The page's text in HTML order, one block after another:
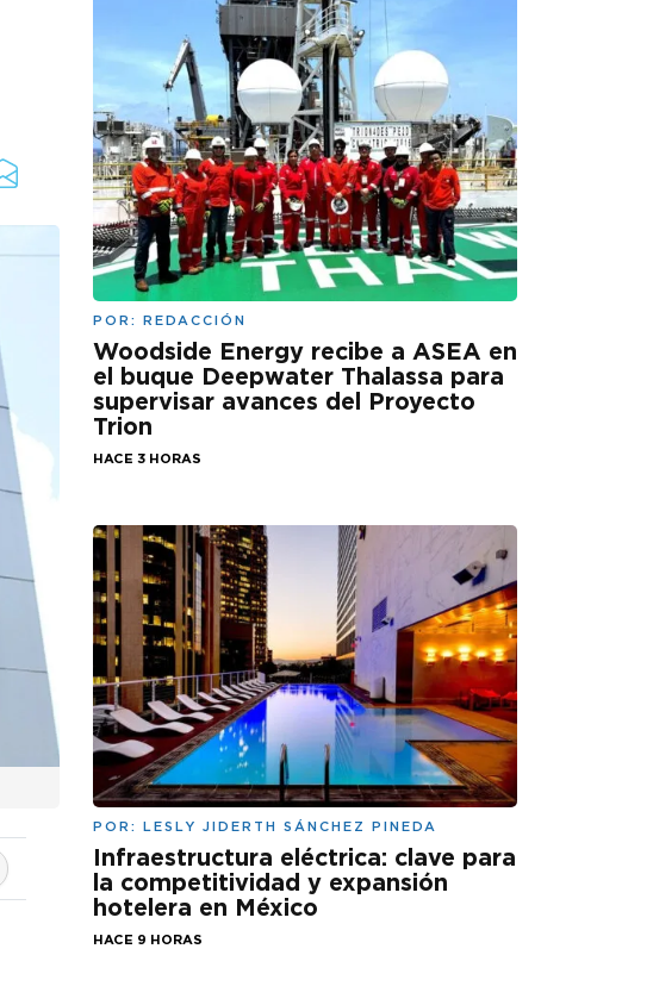
POR: REDACCIÓN
Woodside Energy recibe a ASEA en
el buque Deepwater Thalassa para
supervisar avances del Proyecto
Trion
HACE 3 HORAS
POR: LESLY JIDERTH SÁNCHEZ PINEDA
Infraestructura eléctrica: clave para
la competitividad y expansión
hotelera en México
HACE 9 HORAS